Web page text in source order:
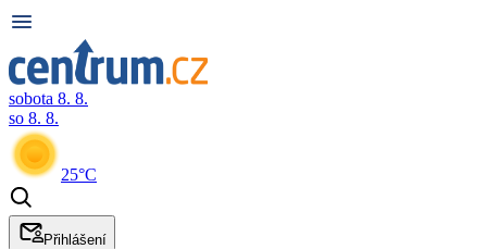
sobota 8. 8.
so 8. 8.
25°C
Přihlášení